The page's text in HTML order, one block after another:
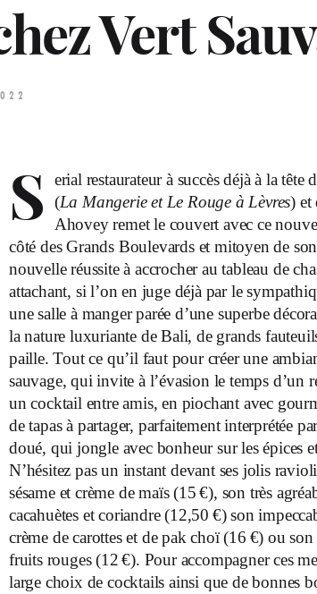
Vert
S
erial restaurateur à succès déjà à la tête
(La Mangerie et Le Rouge à Lèvres) et
Ahovey remet le couvert avec ce
côté des Grands Boulevards et mitoyen de
nouvelle réussite à accrocher au tableau de
attachant, si l’on en juge déjà par le
une salle à manger parée d’une superbe
la nature luxuriante de Bali, de grands
paille. Tout ce qu’il faut pour créer une
sauvage, qui invite à l’évasion le temps
un cocktail entre amis, en piochant avec
de tapas à partager, parfaitement interprétée
doué, qui jongle avec bonheur sur les épices
N’hésitez pas un instant devant ses jolis
sésame et crème de maïs (15 €), son très
cacahuètes et coriandre (12,50 €) son
crème de carottes et de pak choï (16 €) ou
fruits rouges (12 €). Pour accompagner ces
large choix de cocktails ainsi que de bonnes